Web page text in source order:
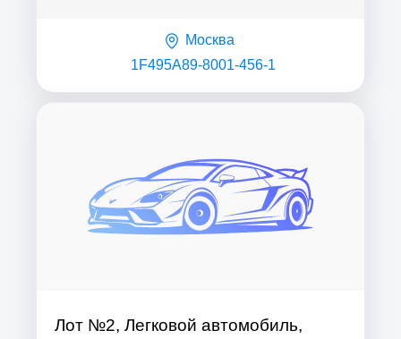
Москва
1F495A89-8001-456-1
Лот №2, Легковой автомобиль,